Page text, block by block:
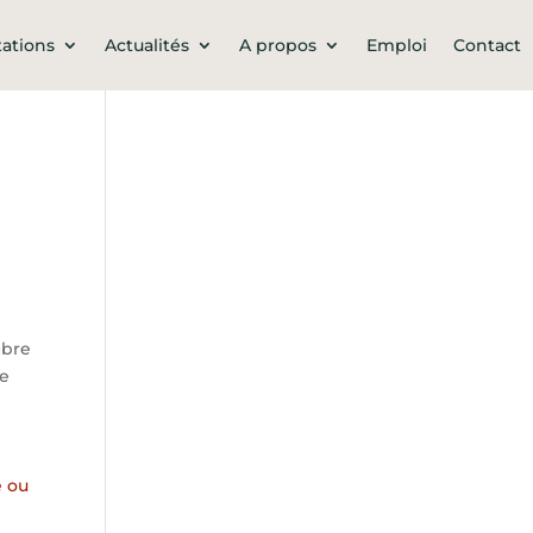
Actualités A propos Emploi Contact
ou